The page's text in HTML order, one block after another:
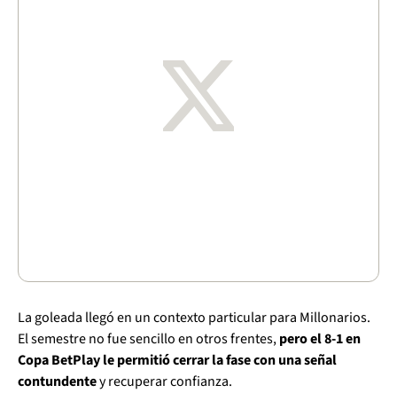
La goleada llegó en un contexto particular para Millonarios.
El semestre no fue sencillo en otros frentes,pero el 8-1 en
Copa BetPlay le permitió cerrar la fase con una señal
contundentey recuperar confianza.